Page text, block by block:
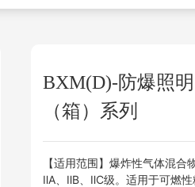
BXM(D)-防爆照
（箱）系列
【适用范围】爆炸性气体混
ⅡA、ⅡB、ⅡC级。适用于可燃